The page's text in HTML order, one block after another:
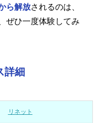
ら解放されるのは、
ぜひ一度体験してみ
詳細
リネット